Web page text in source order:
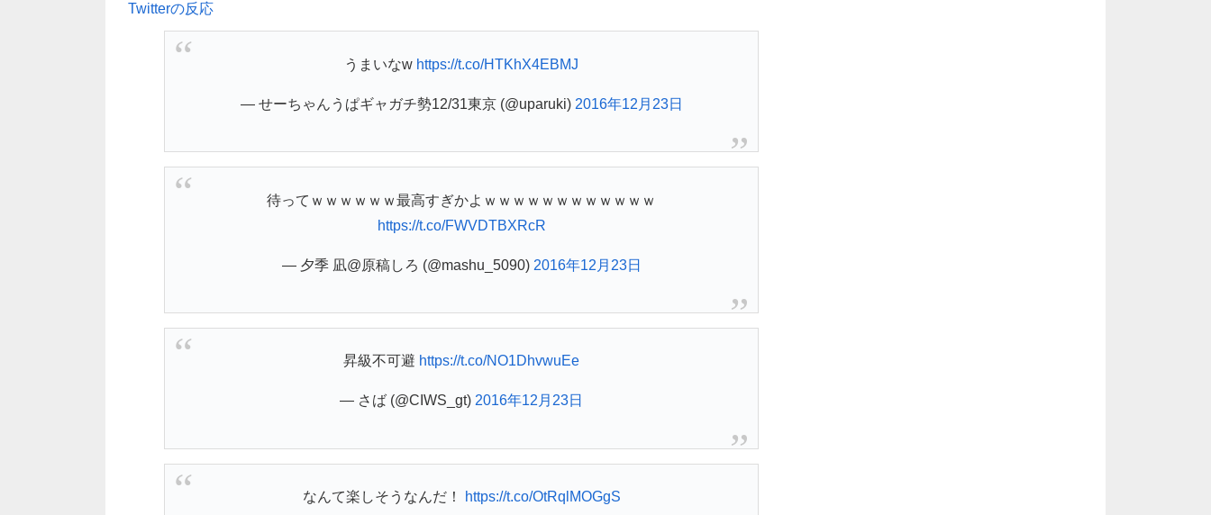
Twitterの反応
うまいなw https://t.co/HTKhX4EBMJ
— せーちゃんうぱギャガチ勢12/31東京 (@uparuki) 2016年12月23日
待ってｗｗｗｗｗｗ最高すぎかよｗｗｗｗｗｗｗｗｗｗｗｗ
https://t.co/FWVDTBXRcR
— 夕季 凪@原稿しろ (@mashu_5090) 2016年12月23日
昇級不可避 https://t.co/NO1DhvwuEe
— さば (@CIWS_gt) 2016年12月23日
なんて楽しそうなんだ！ https://t.co/OtRqlMOGgS